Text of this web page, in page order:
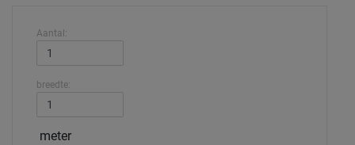
Aantal:
breedte:
meter